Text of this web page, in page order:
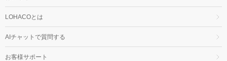
LOHACOとは
AIチャットで質問する
お客様サポート